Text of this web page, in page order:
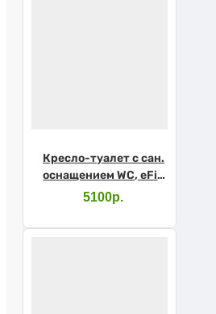
Кресло-туалет с сан.
оснащением WC, eFix
(Barry WC600w)
5100р.